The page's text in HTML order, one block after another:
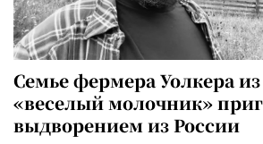
Семье фермера Уолкера
«веселый молочник»
выдворением из России